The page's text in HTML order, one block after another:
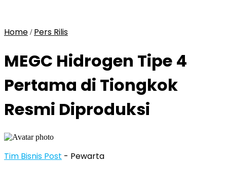
Home / Pers Rilis
MEGC Hidrogen Tipe 4
Pertama di Tiongkok
Resmi Diproduksi
Tim Bisnis Post - Pewarta